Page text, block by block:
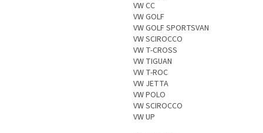
VW CC
VW GOLF
VW GOLF SPORTSVAN
VW SCIROCCO
VW T-CROSS
VW TIGUAN
VW T-ROC
VW JETTA
VW POLO
VW SCIROCCO
VW UP